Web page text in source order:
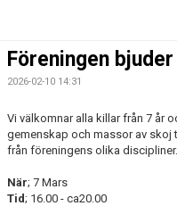
TRÄNINGSAVGIFTER
FÖRENINGSKLÄDER
KALENDER & MINIBUSS
DOKUMENT
Föreningen
2026-02-10 14:31
Vi välkomnar alla killar från 7 år
gemenskap och massor av skoj
från föreningens olika discipliner.
När; 7 Mars
Tid; 16.00 - ca20.00